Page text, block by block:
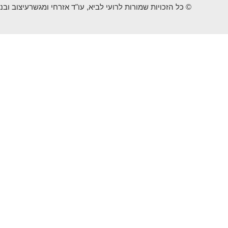
© כל הזכויות שמורות לרועי לביא, עו"ד אזרחי ומגשרעיצוב